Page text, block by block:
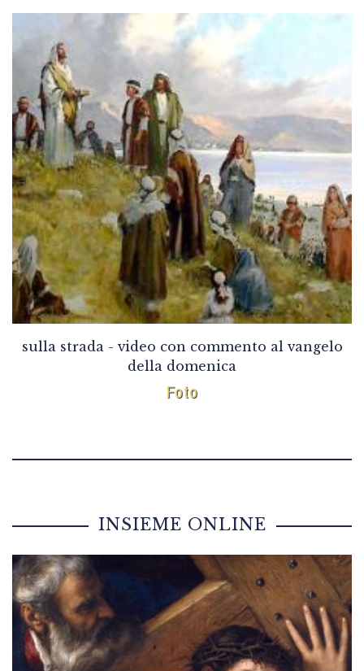
sulla strada - video con commento al vangelo
della domenica
Foto
INSIEME ONLINE